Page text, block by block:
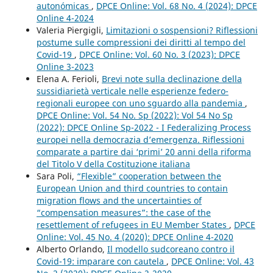
autonómicas , DPCE Online: Vol. 68 No. 4 (2024): DPCE
Online 4-2024
Valeria Piergigli, Limitazioni o sospensioni? Riflessioni
postume sulle compressioni dei diritti al tempo del
Covid-19 , DPCE Online: Vol. 60 No. 3 (2023): DPCE
Online 3-2023
Elena A. Ferioli, Brevi note sulla declinazione della
sussidiarietà verticale nelle esperienze federo-
regionali europee con uno sguardo alla pandemia ,
DPCE Online: Vol. 54 No. Sp (2022): Vol 54 No Sp
(2022): DPCE Online Sp-2022 - I Federalizing Process
europei nella democrazia d’emergenza. Riflessioni
comparate a partire dai ‘primi’ 20 anni della riforma
del Titolo V della Costituzione italiana
Sara Poli, “Flexible” cooperation between the
European Union and third countries to contain
migration flows and the uncertainties of
“compensation measures”: the case of the
resettlement of refugees in EU Member States , DPCE
Online: Vol. 45 No. 4 (2020): DPCE Online 4-2020
Alberto Orlando, Il modello sudcoreano contro il
Covid-19: imparare con cautela , DPCE Online: Vol. 43